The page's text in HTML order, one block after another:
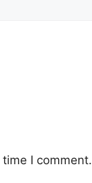
I comment.